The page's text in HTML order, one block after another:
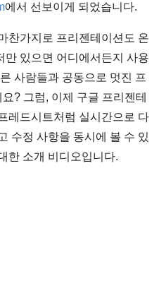
에서 선보이게 되었습니다.
찬가지로 프리젠테이션도 온
만 있으면 어디에서든지 사용
사람들과 공동으로 멋진 프
? 그럼, 이제 구글 프리젠테
레드시트처럼 실시간으로 다
수정 사항을 동시에 볼 수 있
한 소개 비디오입니다.